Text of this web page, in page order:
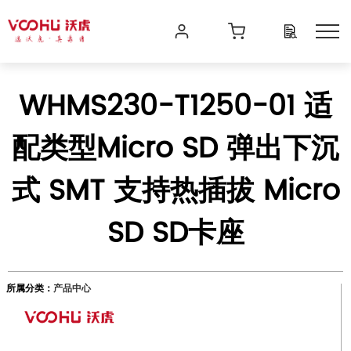
WHMS230-T1250-01 适
配类型Micro SD 弹出下沉
式 SMT 支持热插拔 Micro
SD SD卡座
所属分类： 产品中心